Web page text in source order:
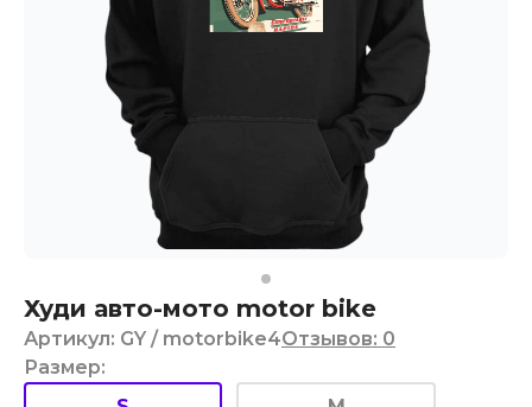
Худи авто-мото motor bike
Артикул: GY / motorbike4Отзывов: 0
Размер: